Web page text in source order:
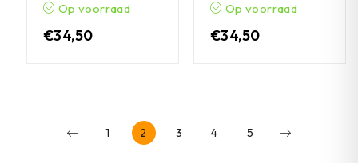
Op voorraad
€34,50
Op voorraad
€34,50
1 2 3 4 5